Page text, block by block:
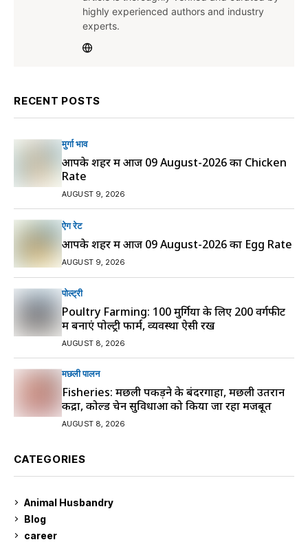
highly experienced authors and industry
experts.
RECENT POSTS
मुर्गा भाव
आपके शहर में आज 09 August-2026 का Chicken
Rate
AUGUST 9, 2026
ऐग रेट
आपके शहर में आज 09 August-2026 का Egg Rate
AUGUST 9, 2026
पोल्ट्री
Poultry Farming: 100 मुर्गियों के लिए 200 वर्गफीट
में बनाएं पोल्ट्री फार्म, व्यवस्था ऐसी रखें
AUGUST 8, 2026
मछली पालन
Fisheries: मछली पकड़ने के बंदरगाहों, मछली उतरान
केंद्रों, कोल्ड चेन सुविधाओं को किया जा रहा मजबूत
AUGUST 8, 2026
CATEGORIES
Animal Husbandry
Blog
career